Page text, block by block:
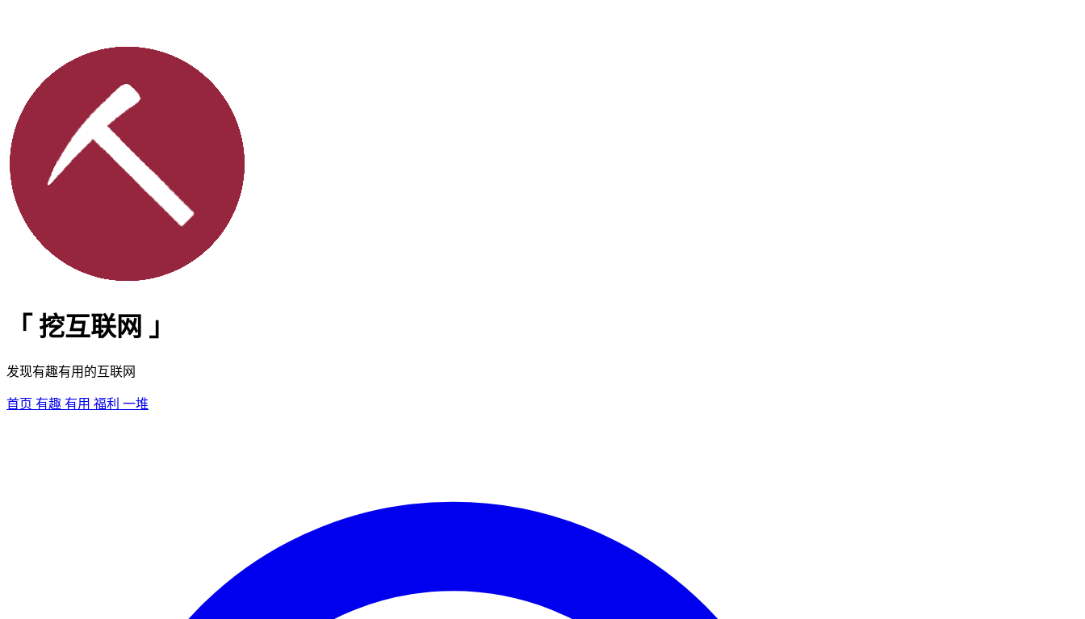
「 挖互联网 」
发现有趣有用的互联网
首页 有趣 有用 福利 一堆